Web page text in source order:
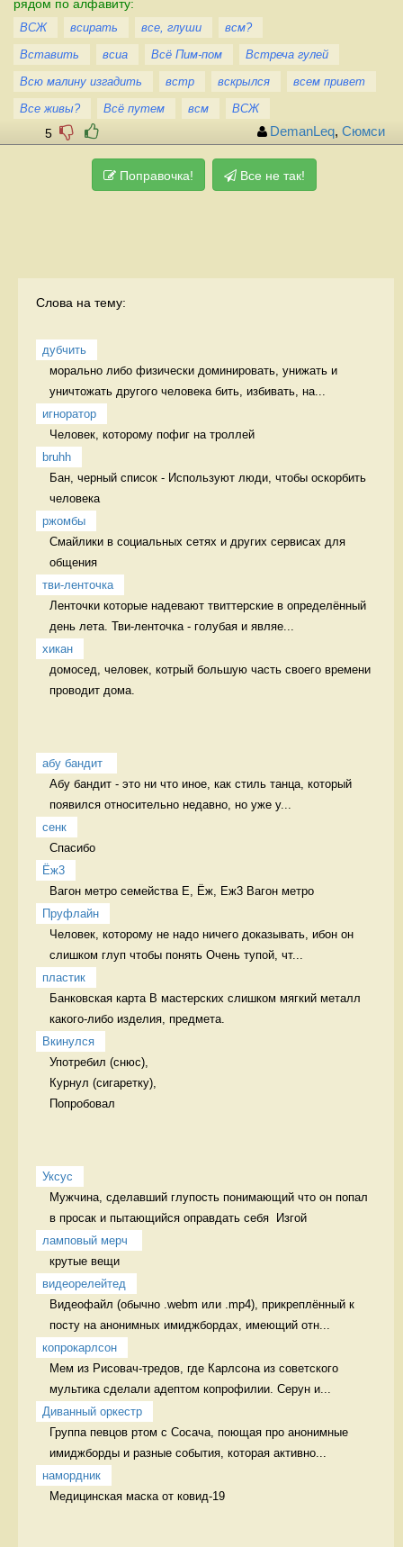
рядом по алфавиту:
ВСЖ всирать все, глуши
всм?
Вставить
всиа Всё Пим-пом
Встреча гулей
Всю малину изгадить
встр вскрылся
всем привет
Все живы?
Всё путем всм ВСЖ
5 DemanLeq, Сюмси
Поправочка! Все не так!
Слова на тему:
дубчить
морально либо физически доминировать, унижать и
уничтожать другого человека бить, избивать, на...
игноратор
Человек, которому пофиг на троллей
bruhh
Бан, черный список - Используют люди, чтобы оскорбить
человека
ржомбы
Смайлики в социальных сетях и других сервисах для
общения
тви-ленточка
Ленточки которые надевают твиттерские в определённый
день лета. Тви-ленточка - голубая и являе...
хикан
домосед, человек, котрый большую часть своего времени
проводит дома.
абу бандит
Абу бандит - это ни что иное, как стиль танца, который
появился относительно недавно, но уже у...
сенк
Спасибо
Ёж3
Вагон метро семейства Е, Ёж, Еж3 Вагон метро
Пруфлайн
Человек, которому не надо ничего доказывать, ибон он
слишком глуп чтобы понять Очень тупой, чт...
пластик
Банковская карта В мастерских слишком мягкий металл
какого-либо изделия, предмета.
Вкинулся
Употребил (снюс),
Курнул (сигаретку),
Попробовал
Уксус
Мужчина, сделавший глупость понимающий что он попал
в просак и пытающийся оправдать себя  Изгой
ламповый мерч
крутые вещи
видеорелейтед
Видеофайл (обычно .webm или .mp4), прикреплённый к
посту на анонимных имиджбордах, имеющий отн...
копрокарлсон
Мем из Рисовач-тредов, где Карлсона из советского
мультика сделали адептом копрофилии. Серун и...
Диванный оркестр
Группа певцов ртом с Сосача, поющая про анонимные
имиджборды и разные события, которая активно...
намордник
Медицинская маска от ковид-19